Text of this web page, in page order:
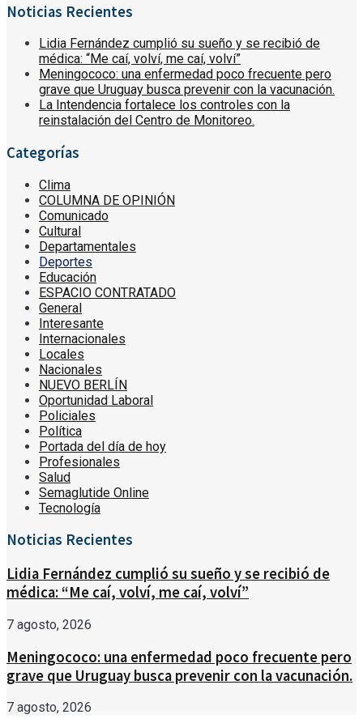
Noticias Recientes
Lidia Fernández cumplió su sueño y se recibió de
médica: “Me caí, volví, me caí, volví”
Meningococo: una enfermedad poco frecuente pero
grave que Uruguay busca prevenir con la vacunación.
La Intendencia fortalece los controles con la
reinstalación del Centro de Monitoreo.
Categorías
Clima
COLUMNA DE OPINIÓN
Comunicado
Cultural
Departamentales
Deportes
Educación
ESPACIO CONTRATADO
General
Interesante
Internacionales
Locales
Nacionales
NUEVO BERLÍN
Oportunidad Laboral
Policiales
Política
Portada del día de hoy
Profesionales
Salud
Semaglutide Online
Tecnología
Noticias Recientes
Lidia Fernández cumplió su sueño y se recibió de
médica: “Me caí, volví, me caí, volví”
7 agosto, 2026
Meningococo: una enfermedad poco frecuente pero
grave que Uruguay busca prevenir con la vacunación.
7 agosto, 2026